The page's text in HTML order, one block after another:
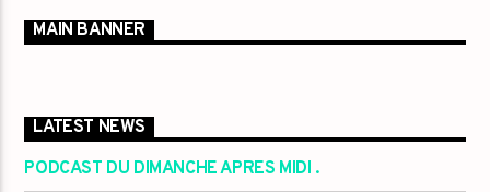
MAIN BANNER
LATEST NEWS
PODCAST DU DIMANCHE APRES MIDI .